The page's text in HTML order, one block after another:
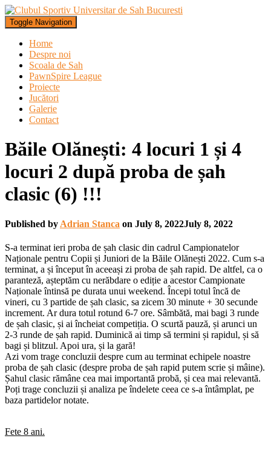
Toggle Navigation
Home
Despre noi
Scoala de Sah
PawnSpire League
Proiecte
Jucători
Galerie
Contact
Băile Olănești: 4 locuri 1 și 4
locuri 2 după proba de șah
clasic (6) !!!
Published by Adrian Stanca on July 8, 2022July 8, 2022
S-a terminat ieri proba de șah clasic din cadrul Campionatelor
Naționale pentru Copii și Juniori de la Băile Olănești 2022. Cum s-a
terminat, a și început în aceeași zi proba de șah rapid. De altfel, ca o
paranteză, așteptăm cu nerăbdare o ediție a acestor Campionate
Naționale întinsă pe durata unui weekend. Începi totul încă de
vineri, cu 3 partide de șah clasic, sa zicem 30 minute + 30 secunde
increment. Ar dura totul rotund 6-7 ore. Sâmbătă, mai bagi 3 runde
de șah clasic, și ai încheiat competiția. O scurtă pauză, și arunci un
2-3 runde de șah rapid. Duminică ai timp să termini și rapidul, și să
bagi și blitzul. Apoi ura, și la gară!
Azi vom trage concluzii despre cum au terminat echipele noastre
proba de șah clasic (despre proba de șah rapid putem scrie și mâine).
Șahul clasic rămâne cea mai importantă probă, și cea mai relevantă.
Poți trage concluzii și analiza pe îndelete ceea ce s-a întâmplat, pe
baza partidelor notate.
Fete 8 ani.